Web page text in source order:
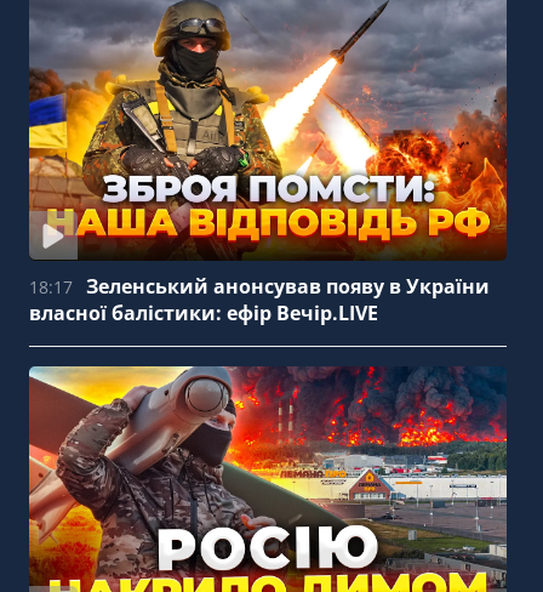
18:17 Зеленський анонсував появу в України
власної балістики: ефір Вечір.LIVE